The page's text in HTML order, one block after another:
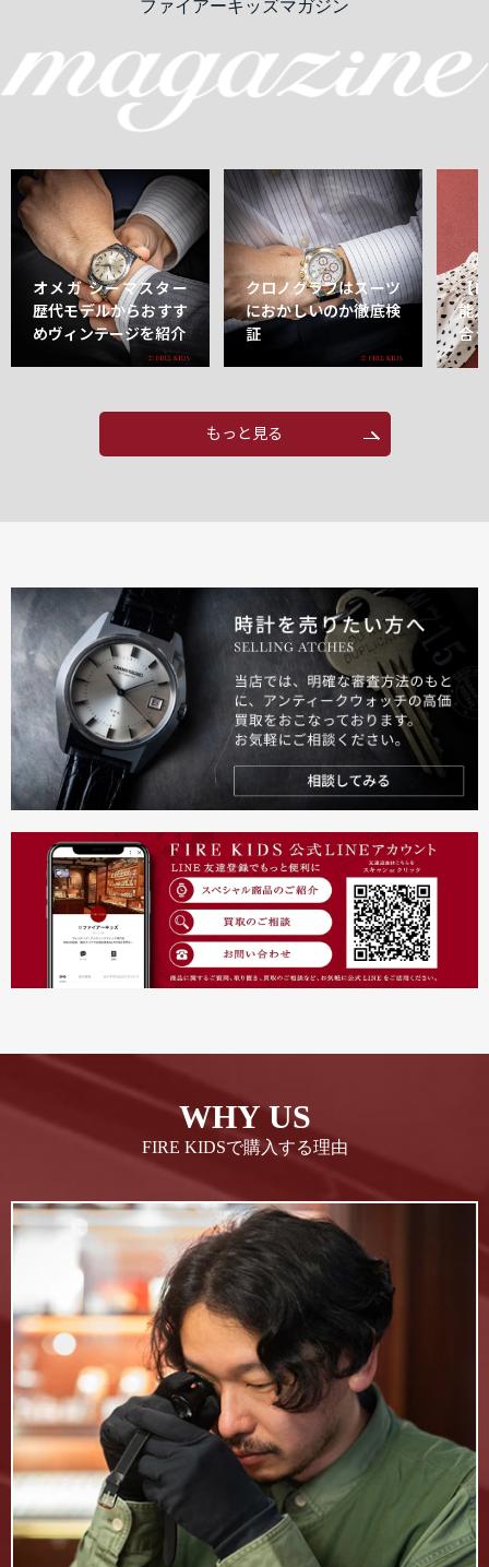
ファイアーキッズマガジン
オメガ シーマスター
歴代モデルからおすす
めヴィンテージを紹介
クロノグラフはスーツ
におかしいのか徹底検
証
【
能
合
もっと見る
WHY US
FIRE KIDSで購入する理由